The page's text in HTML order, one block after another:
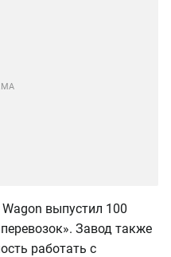
выпустил 100
Завод также
работать с